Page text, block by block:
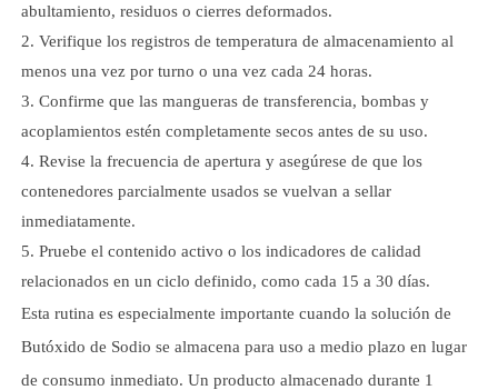
abultamiento, residuos o cierres deformados.
Verifique los registros de temperatura de almacenamiento al
menos una vez por turno o una vez cada 24 horas.
Confirme que las mangueras de transferencia, bombas y
acoplamientos estén completamente secos antes de su uso.
Revise la frecuencia de apertura y asegúrese de que los
contenedores parcialmente usados se vuelvan a sellar
inmediatamente.
Pruebe el contenido activo o los indicadores de calidad
relacionados en un ciclo definido, como cada 15 a 30 días.
Esta rutina es especialmente importante cuando la solución de
Butóxido de Sodio se almacena para uso a medio plazo en lugar
de consumo inmediato. Un producto almacenado durante 1